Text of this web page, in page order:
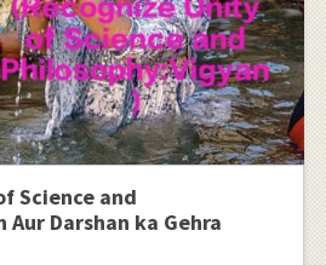
Science and
Aur Darshan ka Gehra